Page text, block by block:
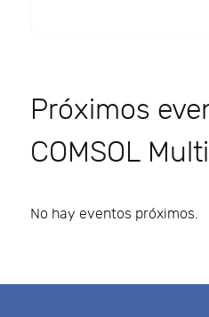
Próximos
COMSOL
No hay eventos próximos.